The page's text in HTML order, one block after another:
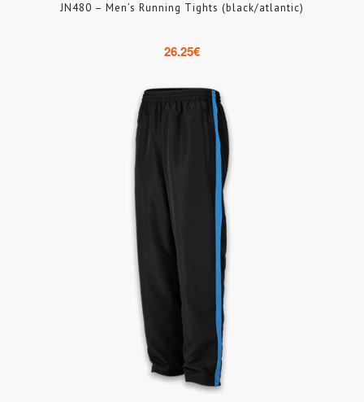
JN480 – Men’s Running Tights (black/atlantic)
26.25€